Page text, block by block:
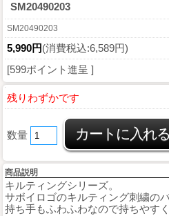
SM20490203
SM20490203
5,990円(消費税込:6,589円)
[599ポイント進呈 ]
残りわずかです
数量
商品説明
キルティングシリーズ。
サボイロゴのキルティング刺繍のバ
持ち手もふわふわなので持ちやす